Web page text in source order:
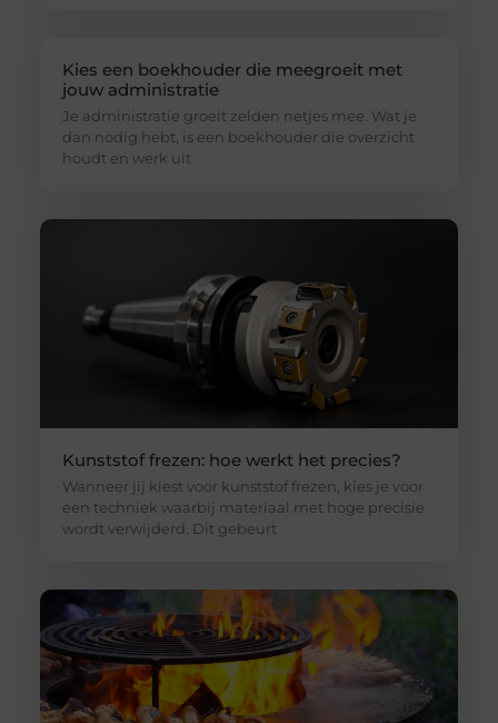
Kies een boekhouder die meegroeit met
jouw administratie
Je administratie groeit zelden netjes mee. Wat je
dan nodig hebt, is een boekhouder die overzicht
houdt en werk uit
Kunststof frezen: hoe werkt het precies?
Wanneer jij kiest voor kunststof frezen, kies je voor
een techniek waarbij materiaal met hoge precisie
wordt verwijderd. Dit gebeurt